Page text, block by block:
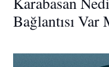
Bağlantısı Var